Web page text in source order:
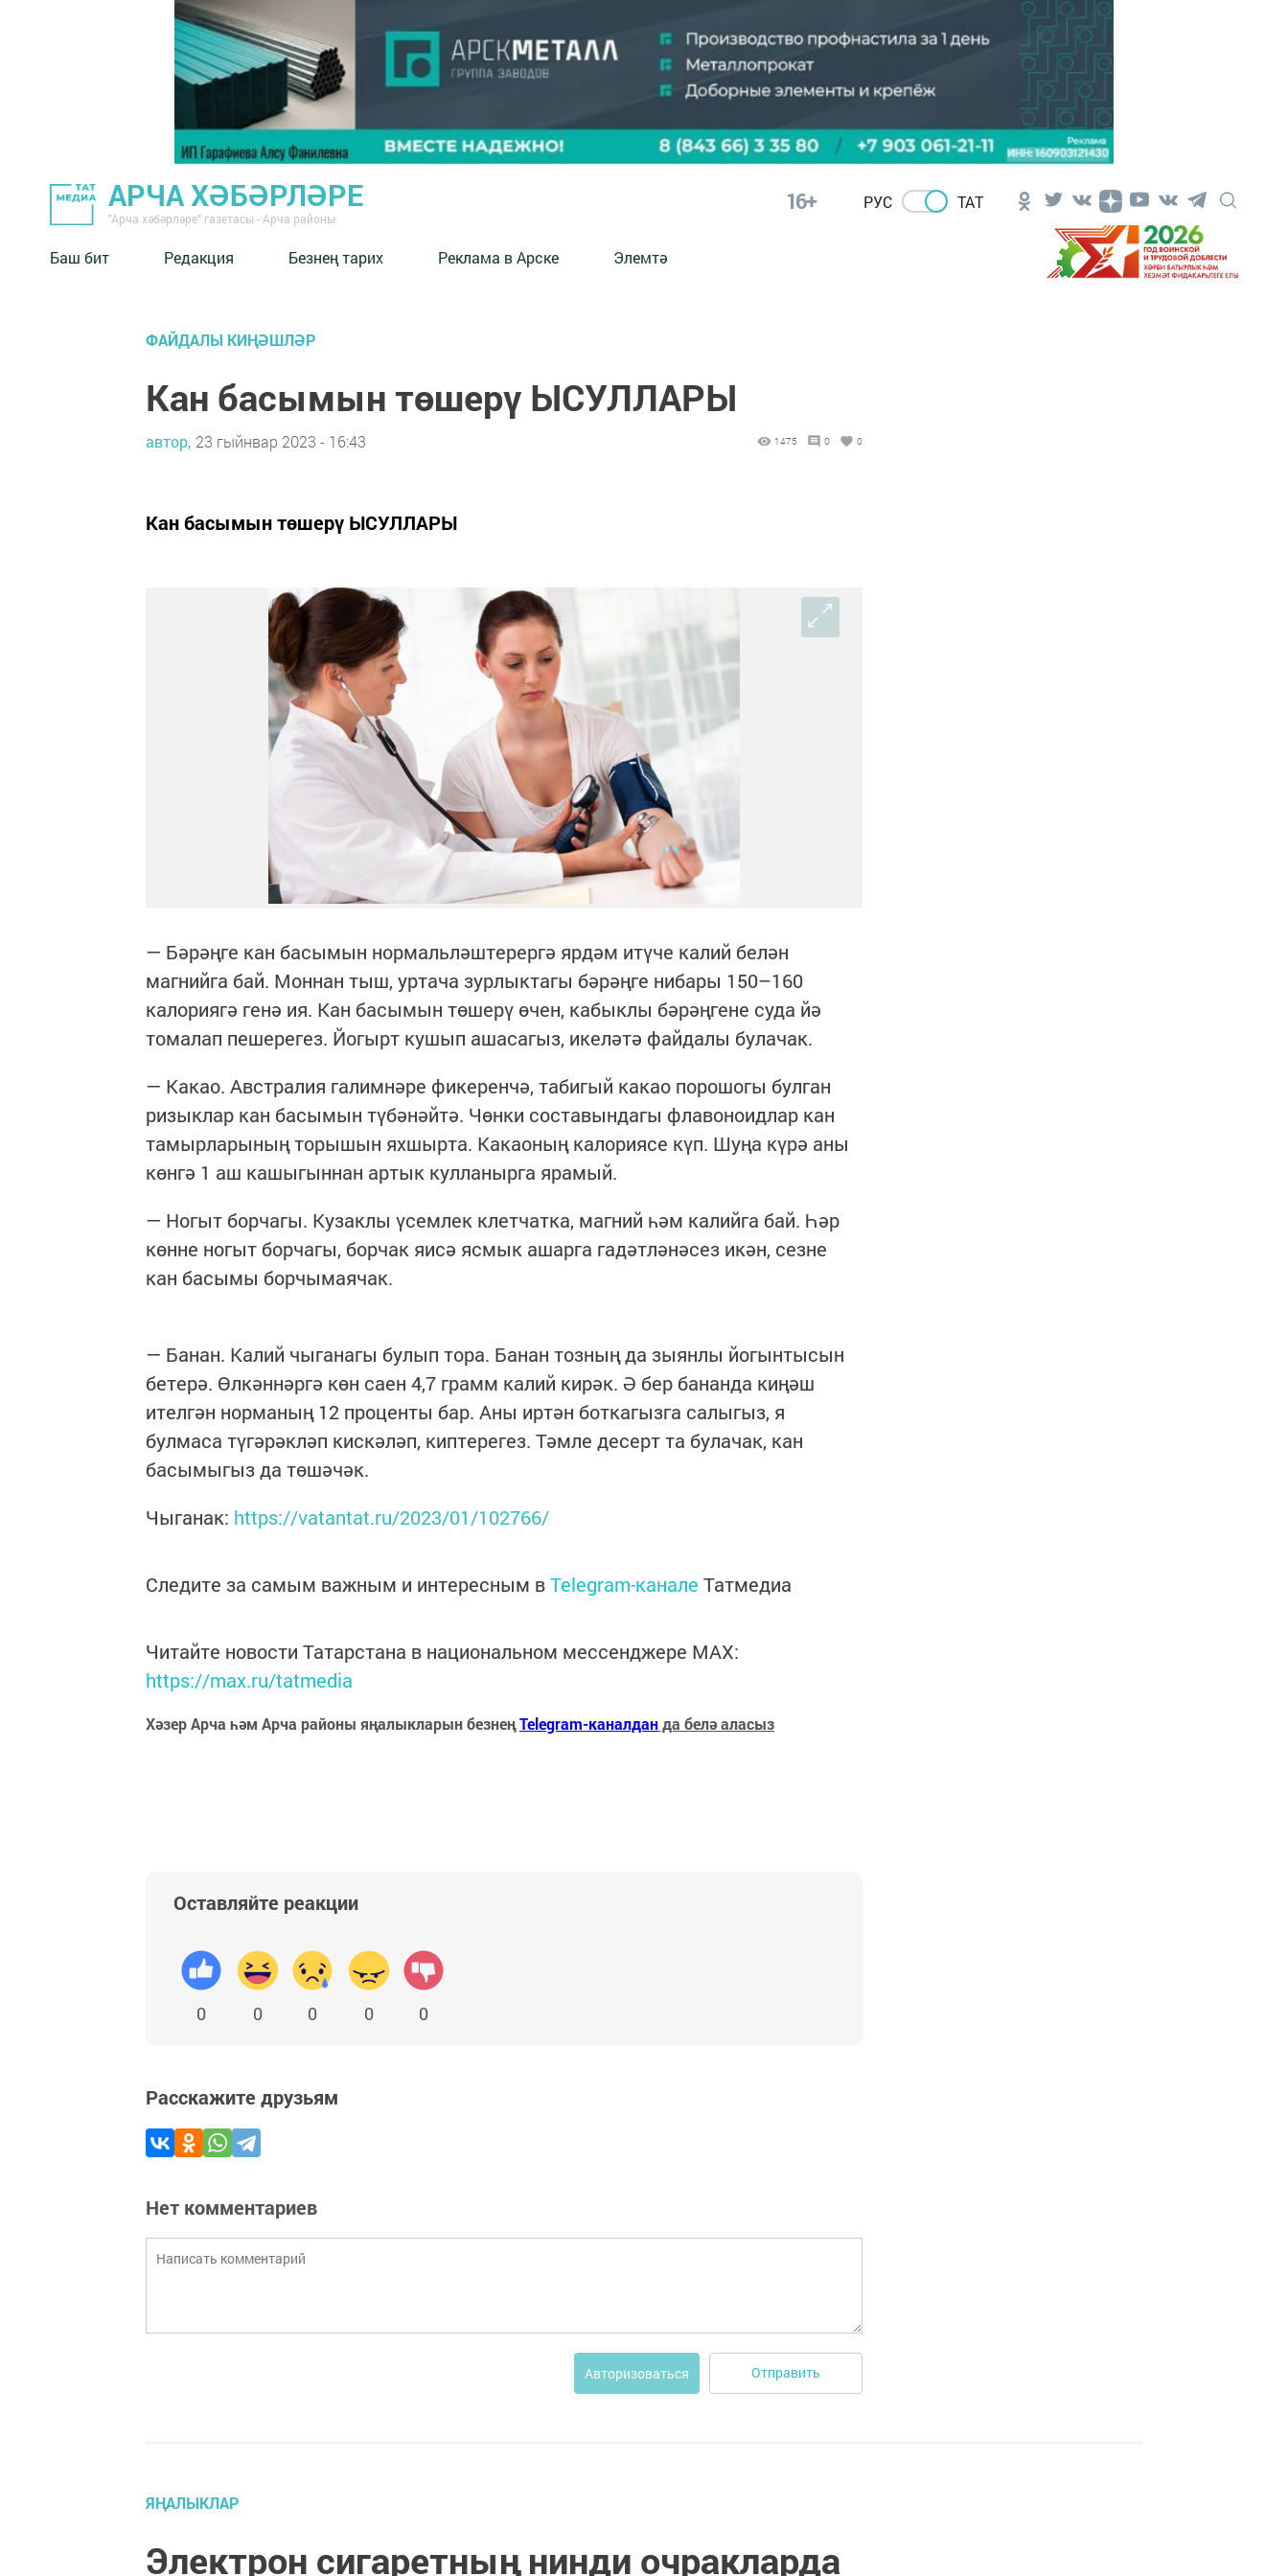
АРЧА ХӘБӘРЛӘРЕ
"Арча хәбәрләре" газетасы - Арча районы
16+ РУС ТАТ
Баш бит Редакция Безнең тарих Реклама в Арске Элемтә
ФАЙДАЛЫ КИҢӘШЛӘР
Кан басымын төшерү ЫСУЛЛАРЫ
автор, 23 гыйнвар 2023 - 16:43 1475 0 0
Кан басымын төшерү ЫСУЛЛАРЫ
— Бәрәңге кан басымын нормальләштерергә ярдәм итүче калий белән
магнийга бай. Моннан тыш, уртача зурлыктагы бәрәңге нибары 150–160
калориягә генә ия. Кан басымын төшерү өчен, кабыклы бәрәңгене суда йә
томалап пешерегез. Йогырт кушып ашасагыз, икеләтә файдалы булачак.
— Какао. Австралия галимнәре фикеренчә, табигый какао порошогы булган
ризыклар кан басымын түбәнәйтә. Чөнки составындагы флавоноидлар кан
тамырларының торышын яхшырта. Какаоның калориясе күп. Шуңа күрә аны
көнгә 1 аш кашыгыннан артык кулланырга ярамый.
— Ногыт борчагы. Кузаклы үсемлек клетчатка, магний һәм калийга бай. Һәр
көнне ногыт борчагы, борчак яисә ясмык ашарга гадәтләнәсез икән, сезне
кан басымы борчымаячак.
— Банан. Калий чыганагы булып тора. Банан тозның да зыянлы йогынтысын
бетерә. Өлкәннәргә көн саен 4,7 грамм калий кирәк. Ә бер бананда киңәш
ителгән норманың 12 проценты бар. Аны иртән боткагызга салыгыз, я
булмаса түгәрәкләп кискәләп, киптерегез. Тәмле десерт та булачак, кан
басымыгыз да төшәчәк.
Чыганак: https://vatantat.ru/2023/01/102766/
Следите за самым важным и интересным вTelegram-канале Татмедиа
Читайте новости Татарстана в национальном мессенджере MАХ:
https://max.ru/tatmedia
Хәзер Арча һәм Арча районы яңалыкларын безнеңTelegram-каналданда белә аласыз
Оставляйте реакции
0 0 0 0 0
Расскажите друзьям
Нет комментариев
Авторизоваться Отправить
ЯҢАЛЫКЛАР
Электрон сигаретның нинди очракларда